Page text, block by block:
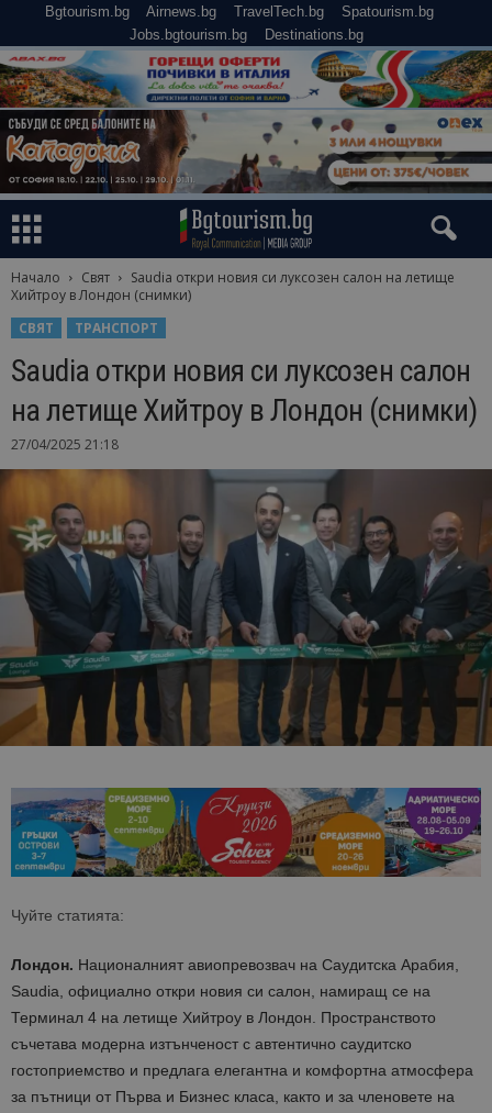
Bgtourism.bg Airnews.bg TravelTech.bg
Spatourism.bg
Jobs.bgtourism.bg
Destinations.bg
Начало Свят
Saudia откри новия си луксозен салон на летище
Хийтроу в Лондон (снимки)
СВЯТ
ТРАНСПОРТ
Saudia откри новия си луксозен салон
на летище Хийтроу в Лондон (снимки)
27/04/2025 21:18
Чуйте статията:
Лондон. Националният авиопревозвач на Саудитска Арабия,
Saudia, официално откри новия си салон, намиращ се на
Терминал 4 на летище Хийтроу в Лондон. Пространството
съчетава модерна изтънченост с автентично саудитско
гостоприемство и предлага елегантна и комфортна атмосфера
за пътници от Първа и Бизнес класа, както и за членовете на